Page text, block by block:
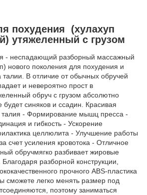
похудения (хулахуп
утяжеленный с грузом
- неспадающий разборный массажный
нового поколения для похудения и
В отличие от обычных обручей
и невероятно прост в
обруч с грузом абсолютно
будет синяков и ссадин. Красивая
талия - Формирование мышц пресса -
и гибкость - Ускорение
целлюлита - Улучшение работы
счет усиления кровотока - Отличное
обручмягко разбивает жировые
разборной конструкции,
прочного ABS-пластика
сможете легко менять размер под
поэтому заниматься